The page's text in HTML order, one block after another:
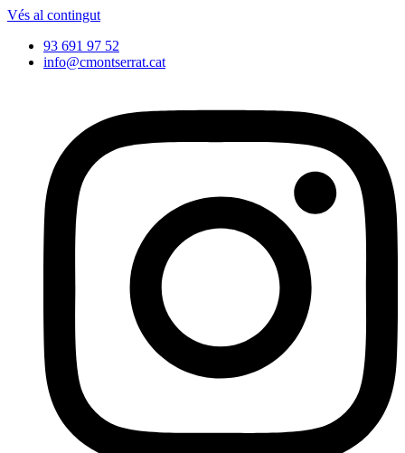
Vés al contingut
93 691 97 52
info@cmontserrat.cat